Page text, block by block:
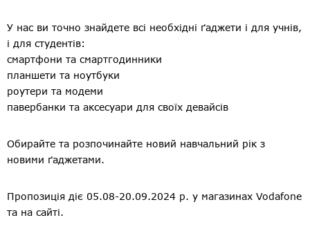
У нас ви точно знайдете всі необхідні ґаджети і для учнів,
і для студентів:
смартфони та смартгодинники
планшети та ноутбуки
роутери та модеми
павербанки та аксесуари для своїх девайсів
Обирайте та розпочинайте новий навчальний рік з
новими ґаджетами.
Пропозиція діє 05.08-20.09.2024 р. у магазинах Vodafone
та на сайті.